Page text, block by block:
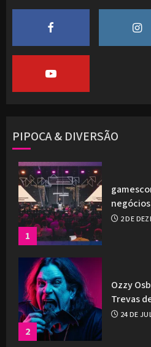
PIPOCA & DIVERSÃO
1
negócios
2 DE
2
Ozzy
Trevas
24 DE